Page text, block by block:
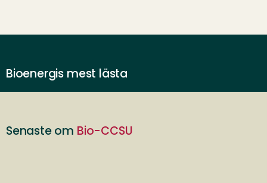
Bioenergis mest lästa
Senaste om Bio-CCSU